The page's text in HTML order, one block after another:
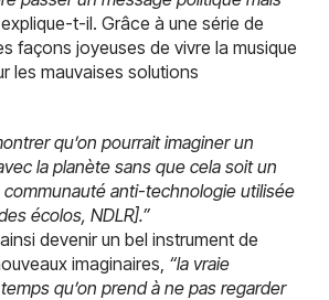
t-il. Grâce à une série de
façons joyeuses de vivre la musique
les mauvaises solutions
qu’on pourrait imaginer un
la planète sans que cela soit un
communauté anti-technologie utilisée
écolos, NDLR].”
devenir un bel instrument de
imaginaires, “la vraie
qu’on prend à ne pas regarder